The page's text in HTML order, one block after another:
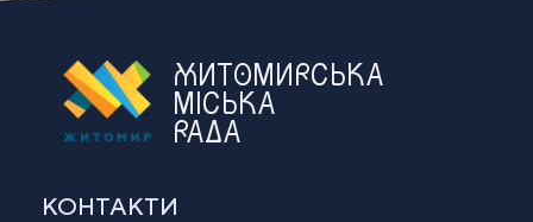
ЖИТОМИРСЬКА
МІСЬКА
РАДА
КОНТАКТИ